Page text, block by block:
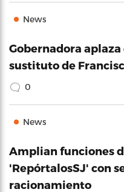
News
Gobernadora
sustituto de
0
News
Amplian funciones
'RepórtalosSJ' con
racionamiento